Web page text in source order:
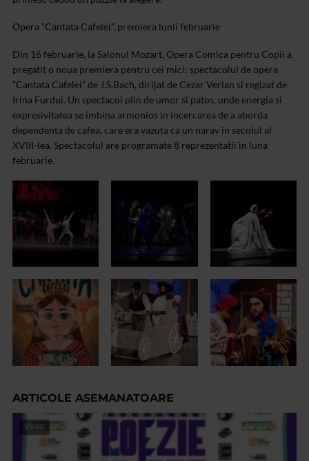
Opera ”Cantata Cafelei”, premiera lunii februarie
Din 16 februarie, la Salonul Mozart, Opera Comica pentru Copii a
pregatit o noua premiera pentru cei mici: spectacolul de opera
”Cantata Cafelei” de J.S.Bach, dirijat de Cezar Verlan si regizat de
Irina Furdui. Un spectacol plin de umor si patos, unde energia si
expresivitatea se imbina armonios in incercarea de a aborda
dependenta de cafea, care era vazuta ca un narav in secolul al
XVIII-lea. Spectacolul are programate 8 reprezentatii in luna
februarie.
ARTICOLE ASEMANATOARE
VIDEO